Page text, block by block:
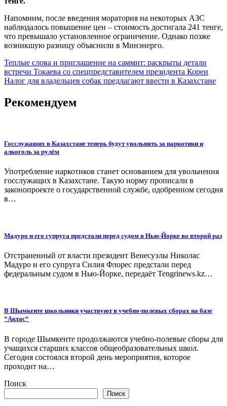
Напомним, после введения моратория на некоторых АЗС
наблюдалось повышение цен – стоимость достигала 241 тенге,
что превышало установленное ограничение. Однако позже
возникшую разницу объяснили в Минэнерго.
Навигация
по
Теплые слова и приглашение на саммит: раскрыты детали
встречи Токаева со спецпредставителем президента Кореи
Налог для владельцев собак предлагают ввести в Казахстане
Рекомендуем
Госслужащих в Казахстане теперь будут увольнять за наркотики и
алкоголь за рулём
Употребление наркотиков станет основанием для увольнения
госслужащих в Казахстане. Такую норму прописали в
законопроекте о государственной службе, одобренном сегодня
в…
Мадуро и его супруга предстали перед судом в Нью-Йорке во второй раз
Отстраненный от власти президент Венесуэлы Николас
Мадуро и его супруга Силия Флорес предстали перед
федеральным судом в Нью-Йорке, передаёт Tengrinews.kz…
В Шымкенте школьники участвуют в учебно-полевых сборах на базе
“Актас“
В городе Шымкенте продолжаются учебно-полевые сборы для
учащихся старших классов общеобразовательных школ.
Сегодня состоялся второй день мероприятия, которое
проходит на…
Поиск
Поиск